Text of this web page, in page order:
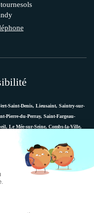
Saint-Denis, Lieusaint, Saintry-sur-
Pierre-du-Perray, Saint-Fargeau-
Le Mée-sur-Seine, Combs-la-Ville,
etc.
Ostéopathe Versailles